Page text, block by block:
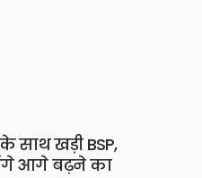
साथ खड़ी BSP,
आगे बढ़ने का